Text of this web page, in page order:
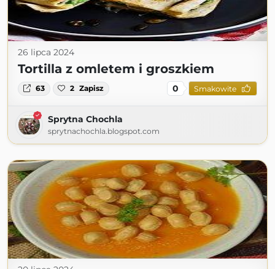
26 lipca 2024
Tortilla z omletem i groszkiem
63 2 Zapisz 0 Smakowite
Sprytna Chochla
sprytnachochla.blogspot.com